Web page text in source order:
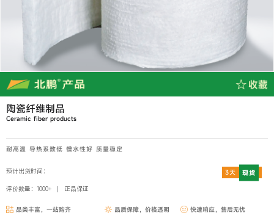
陶瓷纤维制品
Ceramic fiber products
耐高温 导热系数低 憎水性好 质量稳定
预计出货时间： 3天 现货
评价数量：1000+ 正品保证
品类丰富，一站购齐 品质保障，价格透明 快速响应，售后无忧